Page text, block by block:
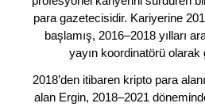
para gazetecisidir. Kariyerine
başlamış, 2016–2018 yılları
yayın koordinatörü olarak
2018’den itibaren kripto para
alan Ergin, 2018–2021